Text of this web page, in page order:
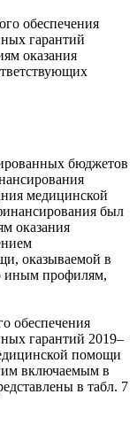
обеспечения
гарантий
оказания
бюджетов
медицинской
был
оказания
оказываемой в
иным профилям,
обеспечения
гарантий 2019–
помощи
включаемым в
в табл. 7